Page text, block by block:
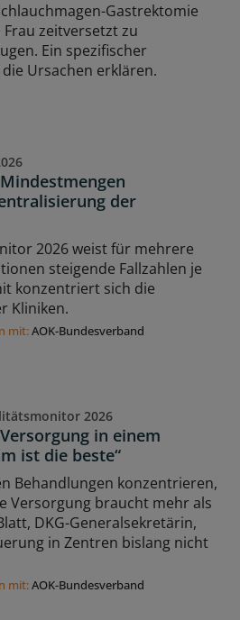
Gastrektomie
zeitversetzt zu
Ein spezifischer
Ursachen erklären.
der
2026 weist für mehrere
steigende Fallzahlen je
konzentriert sich die
Kliniken.
mit:AOK-Bundesverband
2026
in einem
ist die beste“
Behandlungen konzentrieren,
Versorgung braucht mehr als
DKG-Generalsekretärin,
in Zentren bislang nicht
mit:AOK-Bundesverband